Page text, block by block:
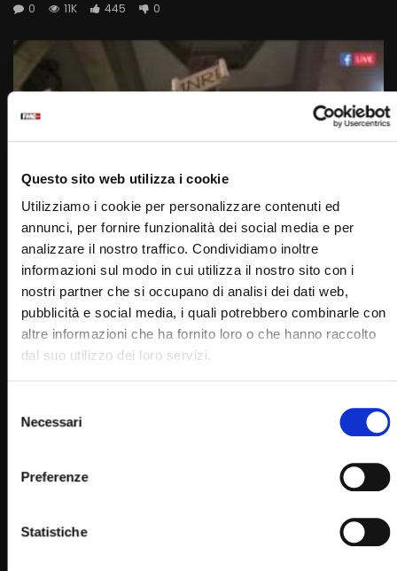
Questo sito web utilizza i cookie
Utilizziamo i cookie per personalizzare contenuti ed
annunci, per fornire funzionalità dei social media e per
analizzare il nostro traffico. Condividiamo inoltre
informazioni sul modo in cui utilizza il nostro sito con i
nostri partner che si occupano di analisi dei dati web,
pubblicità e social media, i quali potrebbero combinarle con
altre informazioni che ha fornito loro o che hanno raccolto
dal suo utilizzo dei loro servizi.
delNecessari
Preferenze
Statistiche
0
11K 445 0
03:55
I frati di Padre Pio in preghiera per l’emergenza
coronavirus
STAFF
20/03/2020
0
10.4K 292 0